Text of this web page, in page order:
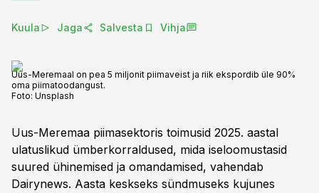
Kuula Jaga Salvesta Vihja
Uus-Meremaal on pea 5 miljonit piimaveist ja riik ekspordib üle 90%
oma piimatoodangust.
Foto: Unsplash
Uus-Meremaa piimasektoris toimusid 2025. aastal
ulatuslikud ümberkorraldused, mida iseloomustasid
suured ühinemised ja omandamised, vahendab
Dairynews. Aasta keskseks sündmuseks kujunes